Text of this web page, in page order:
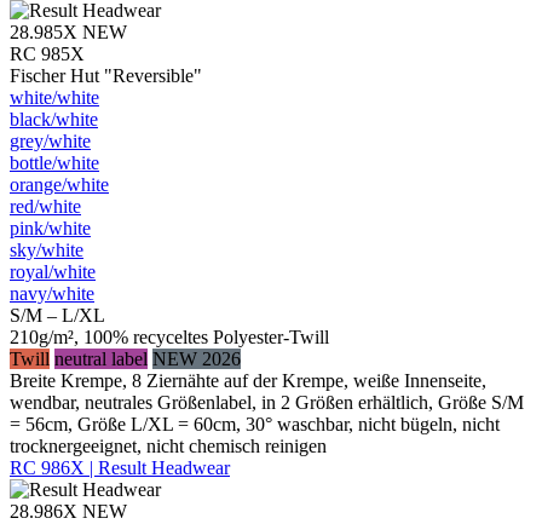
28.985X NEW
RC 985X
Fischer Hut "Reversible"
white/​white
black/​white
grey/​white
bottle/​white
orange/​white
red/​white
pink/​white
sky/​white
royal/​white
navy/​white
S/M – L/XL
210g/m², 100% recyceltes Polyester-Twill
Twill neutral label NEW 2026
Breite Krempe, 8 Ziernähte auf der Krempe, weiße Innenseite,
wendbar, neutrales Größenlabel, in 2 Größen erhältlich, Größe S/M
= 56cm, Größe L/XL = 60cm, 30° waschbar, nicht bügeln, nicht
trocknergeeignet, nicht chemisch reinigen
RC 986X | Result Headwear
28.986X NEW